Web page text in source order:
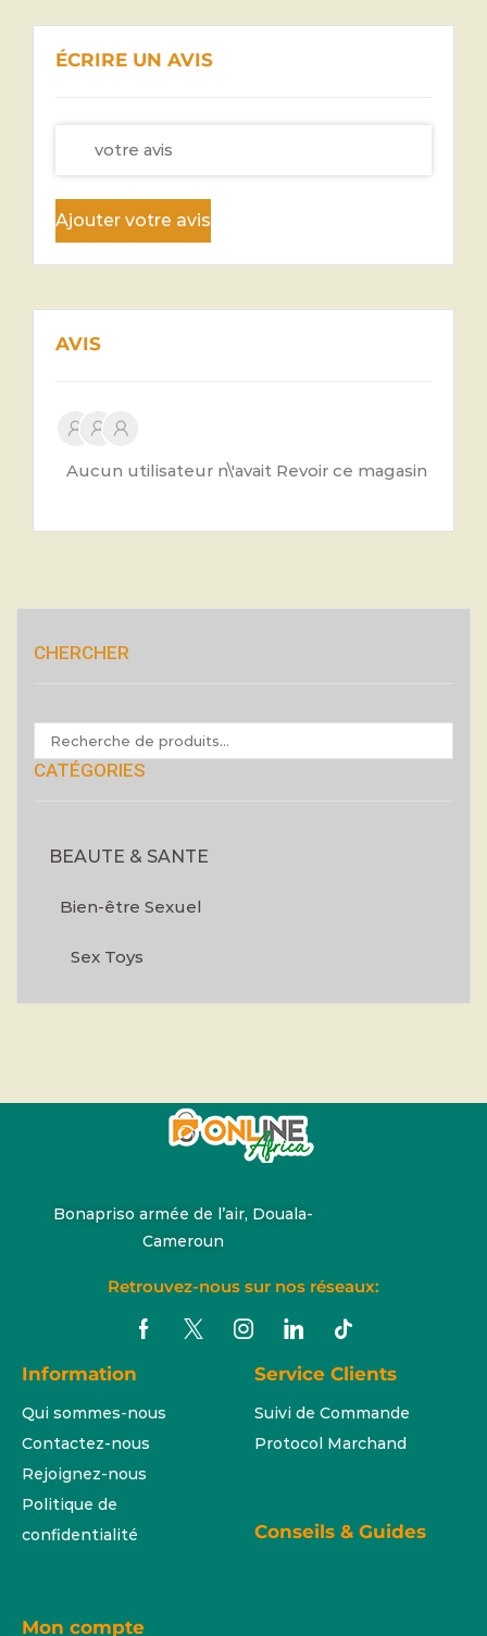
ÉCRIRE UN AVIS
Ajouter votre avis
AVIS
Aucun utilisateur n\'avait Revoir ce magasin
CHERCHER
CATÉGORIES
BEAUTE & SANTE
Bien-être Sexuel
Sex Toys
Bonapriso armée de l’air, Douala-
Cameroun
Retrouvez-nous sur nos réseaux:
Information
Qui sommes-nous
Contactez-nous
Rejoignez-nous
Politique de
confidentialité
Service Clients
Suivi de Commande
Protocol Marchand
Conseils & Guides
Mon compte